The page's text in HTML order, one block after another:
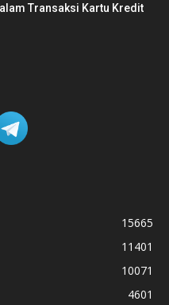
Transaksi Kartu Kredit
15665
11401
10071
4601